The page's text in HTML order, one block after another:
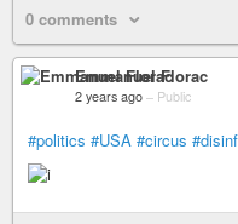
0 comments
Emmanuel Florac
2 years ago – Public
#politics #USA #circus